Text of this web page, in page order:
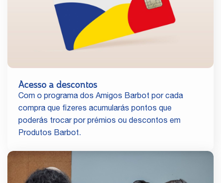
Acesso a descontos
Com o programa dos Amigos Barbot por cada
compra que fizeres acumularás pontos que
poderás trocar por prémios ou descontos em
Produtos Barbot.